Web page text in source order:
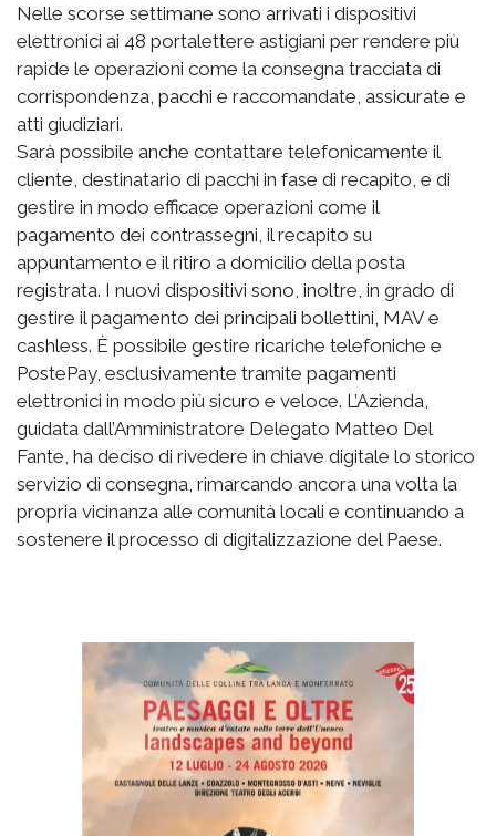
Nelle scorse settimane sono arrivati i dispositivi
elettronici ai 48 portalettere astigiani per rendere più
rapide le operazioni come la consegna tracciata di
corrispondenza, pacchi e raccomandate, assicurate e
atti giudiziari.
Sarà possibile anche contattare telefonicamente il
cliente, destinatario di pacchi in fase di recapito, e di
gestire in modo efficace operazioni come il
pagamento dei contrassegni, il recapito su
appuntamento e il ritiro a domicilio della posta
registrata. I nuovi dispositivi sono, inoltre, in grado di
gestire il pagamento dei principali bollettini, MAV e
cashless. È possibile gestire ricariche telefoniche e
PostePay, esclusivamente tramite pagamenti
elettronici in modo più sicuro e veloce. L’Azienda,
guidata dall’Amministratore Delegato Matteo Del
Fante, ha deciso di rivedere in chiave digitale lo storico
servizio di consegna, rimarcando ancora una volta la
propria vicinanza alle comunità locali e continuando a
sostenere il processo di digitalizzazione del Paese.